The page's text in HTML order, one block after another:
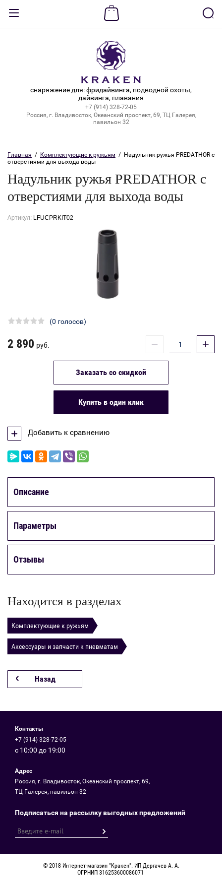
ВОЙТИ
Регистрация
снаряжение для: фридайвинга, подводной охоты,
дайвинга, плавания
+7 (914) 328-72-05
Россия, г. Владивосток, Океанский проспект, 69, ТЦ Галерея,
павильон 32
Главная
  /
Комплектующие к ружьям
  /  Надульник ружья PREDATHOR с
отверстиями для выхода воды
Надульник ружья PREDATHOR с
отверстиями для выхода воды
Артикул: LFUCPRKIT02
(0 голосов)
2 890 руб. − +
Заказать со скидкой
Купить в один клик
Добавить к сравнению
Описание
Параметры
Отзывы
Находится в разделах
Комплектующие к ружьям
Аксессуары и запчасти к пневматам
Назад
Контакты
+7 (914) 328-72-05
с 10:00 до 19:00
Адрес
Россия, г. Владивосток, Океанский проспект, 69,
ТЦ Галерея, павильон 32
Подписаться на рассылку выгодных предложений
© 2018 Интернет-магазин "Кракен". ИП Дергачев А. А.
ОГРНИП 316253600086071